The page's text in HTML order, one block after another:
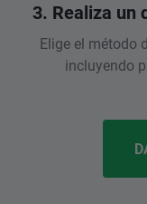
3. Realiza un
Elige el método
incluyendo